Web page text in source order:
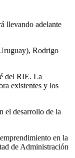
llevando adelante
Rodrigo
del RIE. La
existentes y los
el desarrollo de la
en la
de Administración